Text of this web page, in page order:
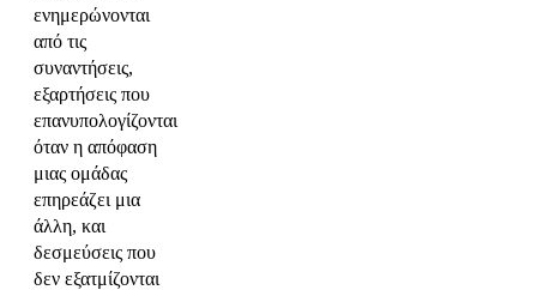
ενημερώνονται
από τις
συναντήσεις,
εξαρτήσεις που
επανυπολογίζονται
όταν η απόφαση
μιας ομάδας
επηρεάζει μια
άλλη, και
δεσμεύσεις που
δεν εξατμίζονται